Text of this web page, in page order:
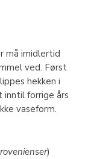
må imidlertid
ved. Først
hekken i
inntil forrige års
vaseform.
)